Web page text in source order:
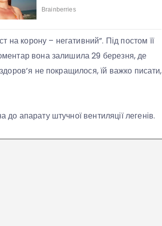
корону – негативний”. Під постом її
вона залишила 29 березня, де
не покращилося, їй важко писати,
апарату штучної вентиляції легенів.